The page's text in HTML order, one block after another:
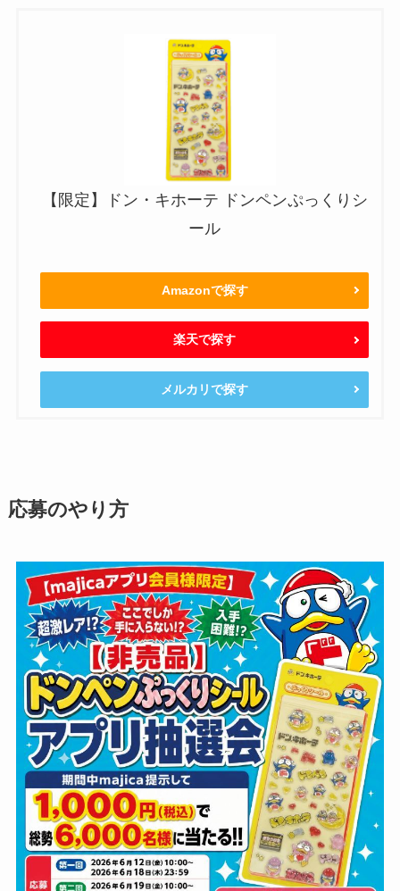
【限定】ドン・キホーテ ドンペンぷっくりシ
ール
Amazonで探す
楽天で探す
メルカリで探す
応募のやり方